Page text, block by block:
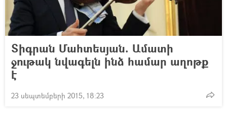
Տիգրան Մահտեսյան. Ամատի
ջութակ նվագելն ինձ համար աղոթք
է
23 սեպտեմբերի 2015, 18:23